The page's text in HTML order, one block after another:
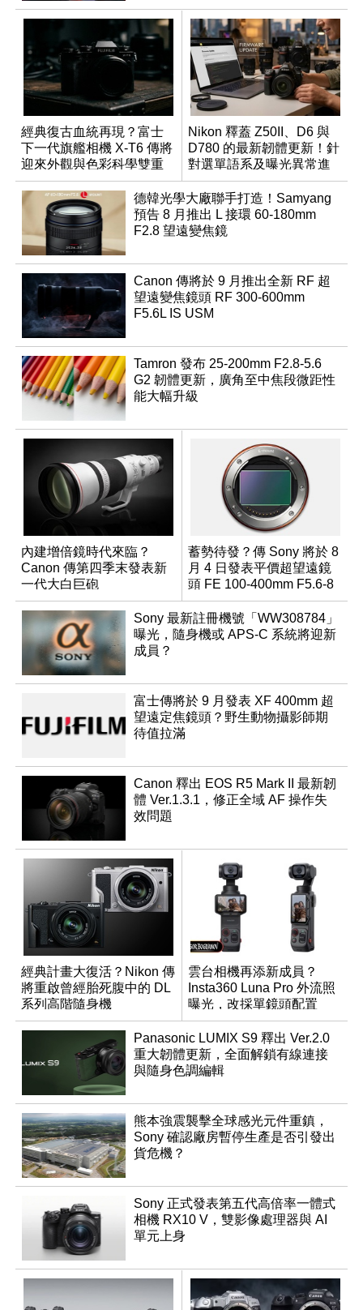
經典復古血統再現？富士
下一代旗艦相機 X-T6 傳將
迎來外觀與色彩科學雙重
優化
Nikon 釋蓋 Z50II、D6 與
D780 的最新韌體更新！針
對選單語系及曝光異常進
行修復
德韓光學大廠聯手打造！Samyang
預告 8 月推出 L 接環 60-180mm
F2.8 望遠變焦鏡
Canon 傳將於 9 月推出全新 RF 超
望遠變焦鏡頭 RF 300-600mm
F5.6L IS USM
Tamron 發布 25-200mm F2.8-5.6
G2 韌體更新，廣角至中焦段微距性
能大幅升級
內建增倍鏡時代來臨？
Canon 傳第四季末發表新
一代大白巨砲
蓄勢待發？傳 Sony 將於 8
月 4 日發表平價超望遠鏡
頭 FE 100-400mm F5.6-8
Sony 最新註冊機號「WW308784」
曝光，隨身機或 APS-C 系統將迎新
成員？
富士傳將於 9 月發表 XF 400mm 超
望遠定焦鏡頭？野生動物攝影師期
待值拉滿
Canon 釋出 EOS R5 Mark II 最新韌
體 Ver.1.3.1，修正全域 AF 操作失
效問題
經典計畫大復活？Nikon 傳
將重啟曾經胎死腹中的 DL
系列高階隨身機
雲台相機再添新成員？
Insta360 Luna Pro 外流照
曝光，改採單鏡頭配置
Panasonic LUMIX S9 釋出 Ver.2.0
重大韌體更新，全面解鎖有線連接
與隨身色調編輯
熊本強震襲擊全球感光元件重鎮，
Sony 確認廠房暫停生產是否引發出
貨危機？
Sony 正式發表第五代高倍率一體式
相機 RX10 V，雙影像處理器與 AI
單元上身